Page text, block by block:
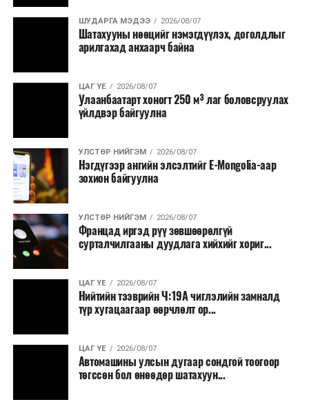
наймдугаар сард багтаан бэлэн болгоно. Монголбанк
болон арилжааны банкуудтай хамтран стратегийн
бүтээгдэхүүний нөөц бүрдүүлэх, хадгалах, түгээх,
борлуулах бүх шатанд цахим төлбөрийн баримт
үйлдэж, бүртгэлийг ил тод болгох юм.
2026 оны намар бэлтгэж, 2027 оны хавар худалдаанд
Засаг дарга Б.Пүрэвдагваг онцгойлон анхаарч
ажиллахыг Ерөнхий сайд үүрэг болгожээ.
Нөөцийн махыг цахим системд бүртгэснээр мах
бэлтгэлийн явц, нөөцийн үлдэгдэл ил тод болно. Мөн
хөнгөлөлттэй зээлийг зориулалтын бусаар ашиглах
явдлыг таслан зогсоох, хүртээмжийг нэмэгдүүлэх,
өрсөлдөөнийг бий болгох боломжтой гэж үзжээ.
Иргэд агуулах, үйлдвэрээс махаа шууд худалдан авах,
малчид системээр дамжуулан бүтээгдэхүүнээ
Түүнчлэн түлш, улаанбуудай, хүнсний ногооны нөөц
бүрдүүлэх зоорь, агуулах барих аж ахуйн нэгжүүдэд
ШУДАРГА МЭДЭЭ 2026/08/07
Шатахууны нөөцийг нэмэгдүүлэх, доголдлыг
арилгахад анхаарч байна
ЦАГ ҮЕ 2026/08/07
Улаанбаатарт хоногт 250 м³ лаг боловсруулах
үйлдвэр байгуулна
УЛСТӨР НИЙГЭМ 2026/08/07
Нэгдүгээр ангийн элсэлтийг E-Mongolia-аар
зохион байгуулна
УЛСТӨР НИЙГЭМ 2026/08/07
Францад иргэд рүү зөвшөөрөлгүй
сурталчилгааны дуудлага хийхийг хориг...
ЦАГ ҮЕ 2026/08/07
Нийтийн тээврийн Ч:19А чиглэлийн замналд
түр хугацаагаар өөрчлөлт ор...
ЦАГ ҮЕ 2026/08/07
Автомашины улсын дугаар сондгой тоогоор
төгссөн бол өнөөдөр шатахуун...